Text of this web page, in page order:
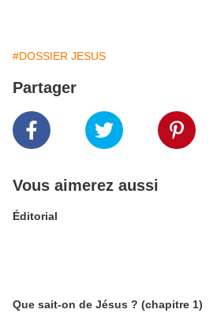
#DOSSIER JESUS
Partager
Vous aimerez aussi
Éditorial
Que sait-on de Jésus ? (chapitre 1)